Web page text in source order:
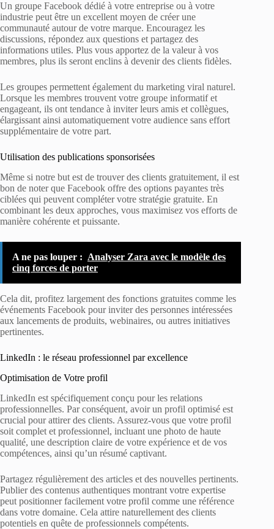
Un groupe Facebook dédié à votre entreprise ou à votre
industrie peut être un excellent moyen de créer une
communauté autour de votre marque. Encouragez les
discussions, répondez aux questions et partagez des
informations utiles. Plus vous apportez de la valeur à vos
membres, plus ils seront enclins à devenir des clients fidèles.
Les groupes permettent également du marketing viral naturel.
Lorsque les membres trouvent votre groupe informatif et
engageant, ils ont tendance à inviter leurs amis et collègues,
élargissant ainsi automatiquement votre audience sans effort
supplémentaire de votre part.
Utilisation des publications sponsorisées
Même si notre but est de trouver des clients gratuitement, il est
bon de noter que Facebook offre des options payantes très
ciblées qui peuvent compléter votre stratégie gratuite. En
combinant les deux approches, vous maximisez vos efforts de
manière cohérente et puissante.
A ne pas louper : Analyser Zara avec le modèle des
cinq forces de porter
Cela dit, profitez largement des fonctions gratuites comme les
événements Facebook pour inviter des personnes intéressées
aux lancements de produits, webinaires, ou autres initiatives
pertinentes.
LinkedIn : le réseau professionnel par excellence
Optimisation de Votre profil
LinkedIn est spécifiquement conçu pour les relations
professionnelles. Par conséquent, avoir un profil optimisé est
crucial pour attirer des clients. Assurez-vous que votre profil
soit complet et professionnel, incluant une photo de haute
qualité, une description claire de votre expérience et de vos
compétences, ainsi qu’un résumé captivant.
Partagez régulièrement des articles et des nouvelles pertinents.
Publier des contenus authentiques montrant votre expertise
peut positionner facilement votre profil comme une référence
dans votre domaine. Cela attire naturellement des clients
potentiels en quête de professionnels compétents.